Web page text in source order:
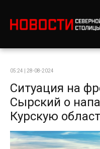
05:24 | 28-08-2024
Ситуация на
Сырский о
Курскую